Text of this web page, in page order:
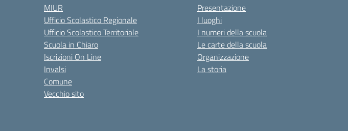
MIUR
Ufficio Scolastico Regionale
Ufficio Scolastico Territoriale
Scuola in Chiaro
Iscrizioni On Line
Invalsi
Comune
Vecchio sito
Presentazione
I luoghi
I numeri della scuola
Le carte della scuola
Organizzazione
La storia